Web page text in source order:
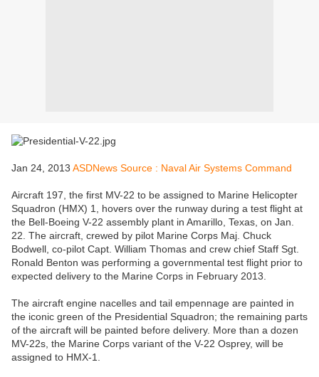
Jan 24, 2013 ASDNews Source : Naval Air Systems Command
Aircraft 197, the first MV-22 to be assigned to Marine Helicopter
Squadron (HMX) 1, hovers over the runway during a test flight at
the Bell-Boeing V-22 assembly plant in Amarillo, Texas, on Jan.
22. The aircraft, crewed by pilot Marine Corps Maj. Chuck
Bodwell, co-pilot Capt. William Thomas and crew chief Staff Sgt.
Ronald Benton was performing a governmental test flight prior to
expected delivery to the Marine Corps in February 2013.
The aircraft engine nacelles and tail empennage are painted in
the iconic green of the Presidential Squadron; the remaining parts
of the aircraft will be painted before delivery. More than a dozen
MV-22s, the Marine Corps variant of the V-22 Osprey, will be
assigned to HMX-1.